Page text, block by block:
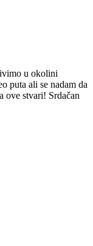
u okolini
puta ali se nadam da
ove stvari! Srdačan